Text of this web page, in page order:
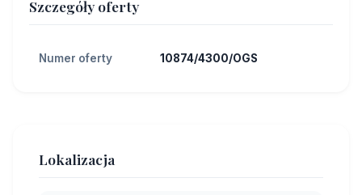
Szczegóły oferty
Numer oferty 10874/4300/OGS
Lokalizacja